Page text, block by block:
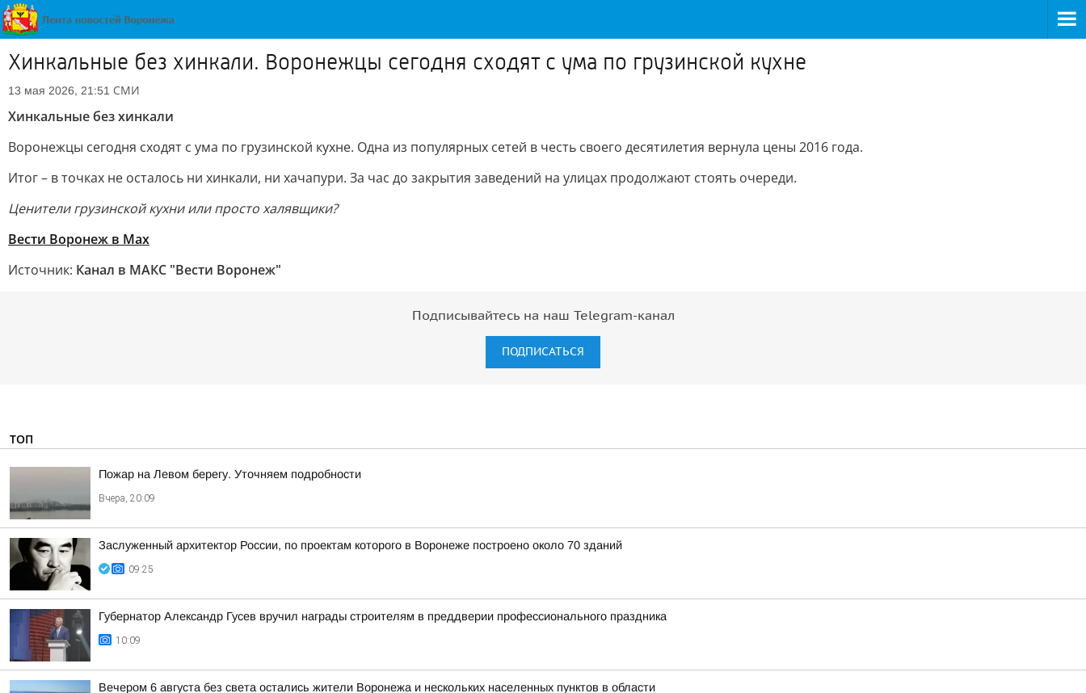
Хинкальные без хинкали. Воронежцы сегодня сходят с ума по грузинской кухне
13 мая 2026, 21:51 СМИ
Хинкальные без хинкали
Воронежцы сегодня сходят с ума по грузинской кухне. Одна из популярных сетей в честь своего десятилетия вернула цены 2016 года.
Итог – в точках не осталось ни хинкали, ни хачапури. За час до закрытия заведений на улицах продолжают стоять очереди.
Ценители грузинской кухни или просто халявщики?
Вести Воронеж в Max
Источник: Канал в МАКС "Вести Воронеж"
Подписывайтесь на наш Telegram-канал
ПОДПИСАТЬСЯ
ТОП
Пожар на Левом берегу. Уточняем подробности
Вчера, 20:09
Заслуженный архитектор России, по проектам которого в Воронеже построено около 70 зданий
09:25
Губернатор Александр Гусев вручил награды строителям в преддверии профессионального праздника
10:09
Вечером 6 августа без света остались жители Воронежа и нескольких населенных пунктов в области